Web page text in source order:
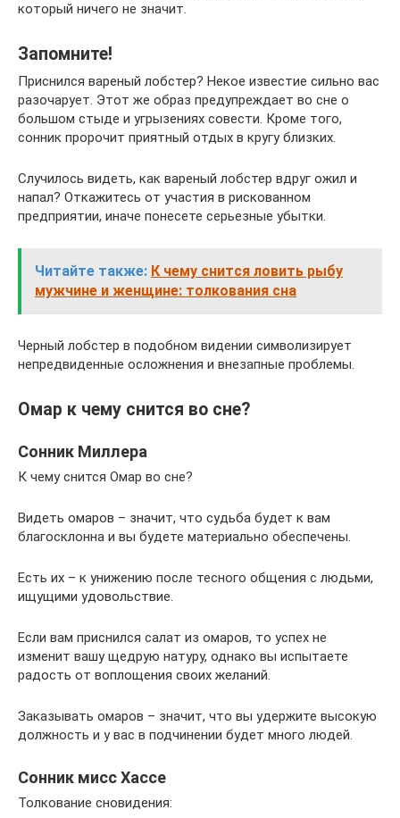
который ничего не значит.
Запомните!
Приснился вареный лобстер? Некое известие сильно вас
разочарует. Этот же образ предупреждает во сне о
большом стыде и угрызениях совести. Кроме того,
сонник пророчит приятный отдых в кругу близких.
Случилось видеть, как вареный лобстер вдруг ожил и
напал? Откажитесь от участия в рискованном
предприятии, иначе понесете серьезные убытки.
Читайте также: К чему снится ловить рыбу
мужчине и женщине: толкования сна
Черный лобстер в подобном видении символизирует
непредвиденные осложнения и внезапные проблемы.
Омар к чему снится во сне?
Сонник Миллера
К чему снится Омар во сне?
Видеть омаров – значит, что судьба будет к вам
благосклонна и вы будете материально обеспечены.
Есть их – к унижению после тесного общения с людьми,
ищущими удовольствие.
Если вам приснился салат из омаров, то успех не
изменит вашу щедрую натуру, однако вы испытаете
радость от воплощения своих желаний.
Заказывать омаров – значит, что вы удержите высокую
должность и у вас в подчинении будет много людей.
Сонник мисс Хассе
Толкование сновидения: